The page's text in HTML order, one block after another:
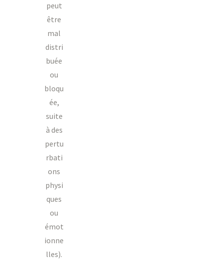
peut
être
mal
distri
buée
ou
bloqu
ée,
suite
à des
pertu
rbati
ons
physi
ques
ou
émot
ionne
lles).